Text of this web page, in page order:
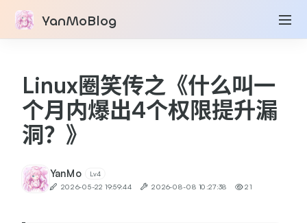
YanMoBlog
Linux圈笑传之《什么叫一
个月内爆出4个权限提升漏
洞？》
YanMo Lv4
2026-05-22 19:59:44 2026-08-08 10:27:38 21